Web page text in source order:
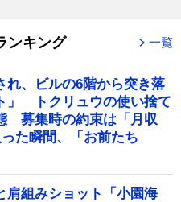
ンキング 一覧
れ、ビルの6階から突き落
」 トクリュウの使い捨て
募集時の約束は「月収
た瞬間、「お前たち
肩組みショット「小園海